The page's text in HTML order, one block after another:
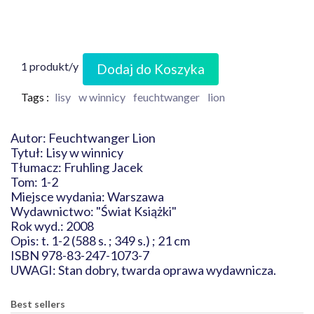
1 produkt/y Dodaj do Koszyka
Tags : lisy w winnicy feuchtwanger lion
Autor: Feuchtwanger Lion
Tytuł: Lisy w winnicy
Tłumacz: Fruhling Jacek
Tom: 1-2
Miejsce wydania: Warszawa
Wydawnictwo: "Świat Książki"
Rok wyd.: 2008
Opis: t. 1-2 (588 s. ; 349 s.) ; 21 cm
ISBN 978-83-247-1073-7
UWAGI: Stan dobry, twarda oprawa wydawnicza.
Best sellers